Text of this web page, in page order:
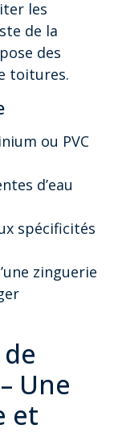
les
de la
des
toitures.
ou PVC
d’eau
spécificités
zinguerie
Une
et